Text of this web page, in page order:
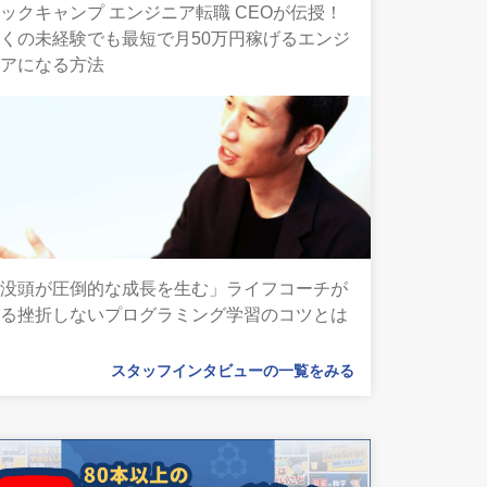
クキャンプ エンジニア転職 CEOが伝授！
の未経験でも最短で月50万円稼げるエンジ
になる方法
頭が圧倒的な成長を生む」ライフコーチが
挫折しないプログラミング学習のコツとは
スタッフインタビューの一覧をみる